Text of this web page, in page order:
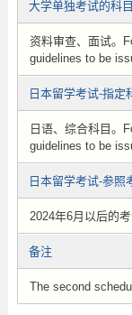
大学单独考试的科目
资料审查、面试。
guidelines to be
日本留学考试-指定
日语、综合科目。
guidelines to be
日本留学考试-参照
2024年6月以后的
备注
The second